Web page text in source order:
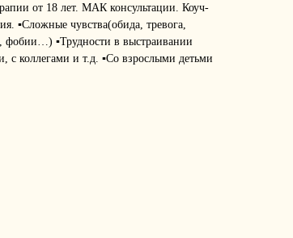
от 18 лет. МАК консультации. Коуч-
▪️Сложные чувства(обида, тревога,
фобии…) ▪️Трудности в выстраивании
с коллегами и т.д. ▪️Со взрослыми детьми